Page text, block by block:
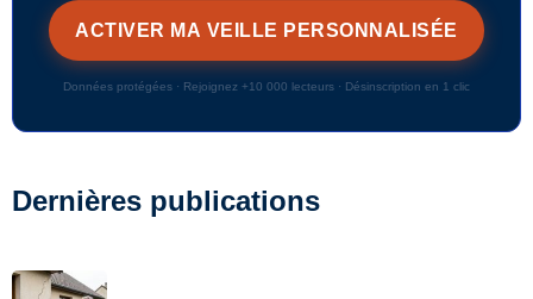
Données protégées · Rejoignez +10 000 lecteurs · Désinscription en 1 clic
Dernières publications